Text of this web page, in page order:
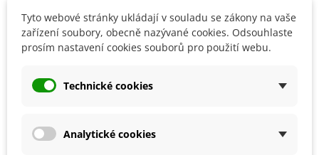
Detaily produktu
SOUVISEJÍCÍ PRODUKTY
Tyto webové stránky ukládají v souladu se zákony na vaše
zařízení soubory, obecně nazývané cookies. Odsouhlaste
prosím nastavení cookies souborů pro použití webu.
Technické cookies
Analytické cookies